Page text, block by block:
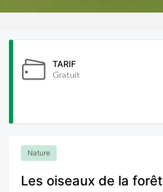
TARIF
Gratuit
Nature
Les oiseaux de la forêt